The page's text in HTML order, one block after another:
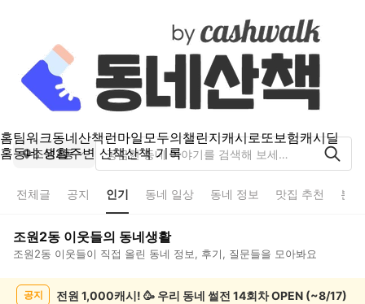
홈팀워크동네산책런마일모두의챌린지캐시로또보험캐시딜
홈동네 생활주변 산책산책 기록
조원2동
전체글 공지 인기 동네 일상 동네 정보 맛집 추천 분
조원2동 이웃들의 동네생활
조원2동 이웃들이 직접 올린 동네 정보, 후기, 질문들을 모아봐요
공지 전원 1,000캐시! 🥳 우리 동네 썰전 14회차 OPEN (~8/17)